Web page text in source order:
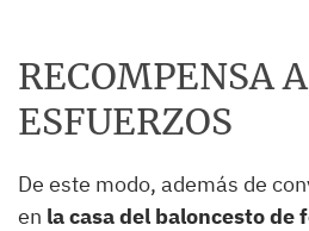
RECOMPENSA
ESFUERZOS
De este modo, además de
en la casa del baloncesto de